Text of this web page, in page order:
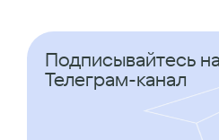
Подписывайтесь
Телеграм-канал